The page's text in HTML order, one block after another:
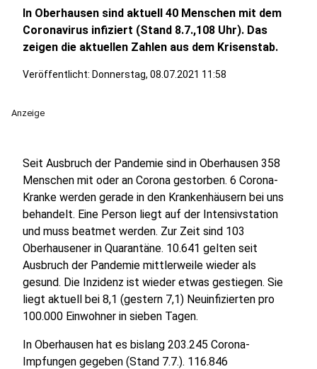
In Oberhausen sind aktuell 40 Menschen mit dem
Coronavirus infiziert (Stand 8.7.,108 Uhr). Das
zeigen die aktuellen Zahlen aus dem Krisenstab.
Veröffentlicht: Donnerstag, 08.07.2021 11:58
Anzeige
Seit Ausbruch der Pandemie sind in Oberhausen 358
Menschen mit oder an Corona gestorben. 6 Corona-
Kranke werden gerade in den Krankenhäusern bei uns
behandelt. Eine Person liegt auf der Intensivstation
und muss beatmet werden. Zur Zeit sind 103
Oberhausener in Quarantäne. 10.641 gelten seit
Ausbruch der Pandemie mittlerweile wieder als
gesund. Die Inzidenz ist wieder etwas gestiegen. Sie
liegt aktuell bei 8,1 (gestern 7,1) Neuinfizierten pro
100.000 Einwohner in sieben Tagen.
In Oberhausen hat es bislang 203.245 Corona-
Impfungen gegeben (Stand 7.7.). 116.846